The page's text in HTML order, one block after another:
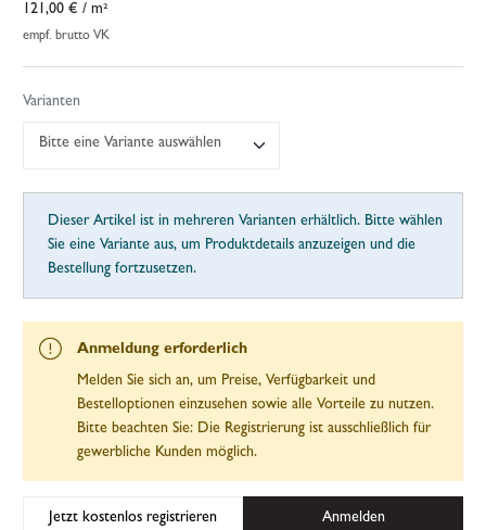
121,00 € / m²
empf. brutto VK
Varianten
Bitte eine Variante auswählen
Dieser Artikel ist in mehreren Varianten erhältlich. Bitte wählen
Sie eine Variante aus, um Produktdetails anzuzeigen und die
Bestellung fortzusetzen.
Anmeldung erforderlich
Melden Sie sich an, um Preise, Verfügbarkeit und
Bestelloptionen einzusehen sowie alle Vorteile zu nutzen.
Bitte beachten Sie: Die Registrierung ist ausschließlich für
gewerbliche Kunden möglich.
Jetzt kostenlos registrieren Anmelden